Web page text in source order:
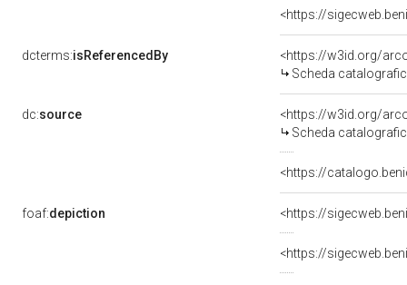
dcterms:isReferencedBy
<https://w3id.org/
Scheda
dc:source
<https://w3id.org/
Scheda
foaf:depiction